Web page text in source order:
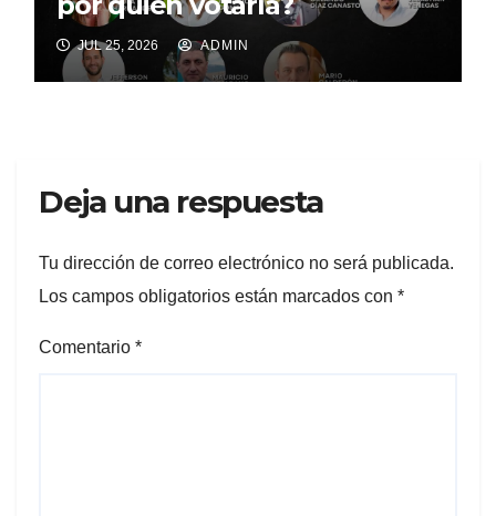
JUL 25, 2026 ADMIN
Deja una respuesta
Tu dirección de correo electrónico no será publicada.
Los campos obligatorios están marcados con *
Comentario *